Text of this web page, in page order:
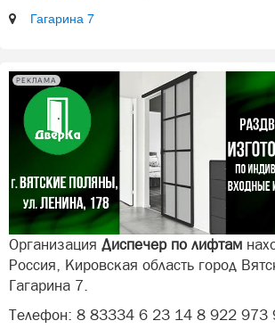
Гагарина 7
РЕКЛАМА
Организация Диспечер по лифтам
Россия, Кировская область город
Гагарина 7.
Телефон: 8 83334 6 23 14 8 922 973